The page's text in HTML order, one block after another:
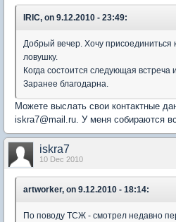
IRIC, on 9.12.2010 - 23:49:
Добрый вечер. Хочу присоединиться
ловушку.
Когда состоится следующая встреча
Заранее благодарна.
Можете выслать свои контактные
iskra7@mail.ru. У меня собираются
iskra7
10 Dec 2010
artworker, on 9.12.2010 - 18:14:
По поводу ТСЖ - смотрел недавно